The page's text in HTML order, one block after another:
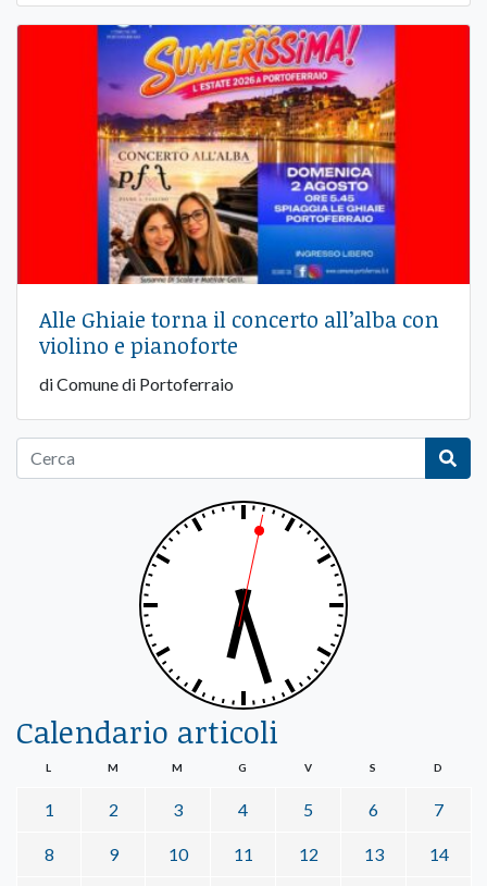
Alle Ghiaie torna il concerto all’alba con
violino e pianoforte
di Comune di Portoferraio
Calendario articoli
L M M G V S D
1 2 3 4 5 6 7
8 9 10 11 12 13 14